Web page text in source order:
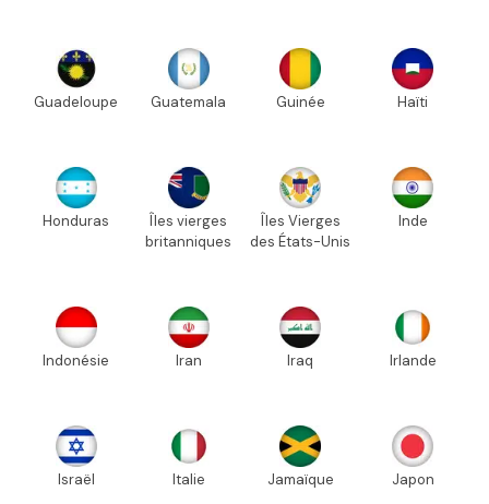
Guadeloupe Guatemala Guinée Haïti
Honduras
Îles vierges
britanniques
Îles Vierges
des États-Unis
Inde
Indonésie Iran Iraq Irlande
Israël Italie Jamaïque Japon